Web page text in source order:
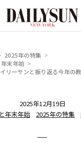
2025年の特集
末年始
リーサンと振り返る今年の
2025年12月19日
年末年始
2025年の特集